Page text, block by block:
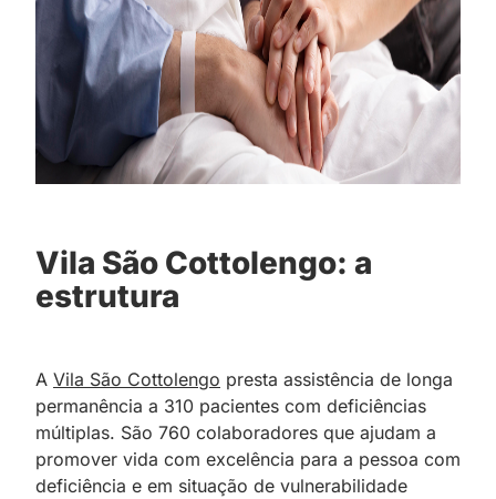
Vila São Cottolengo: a
estrutura
A Vila São Cottolengo presta assistência de longa
permanência a 310 pacientes com deficiências
múltiplas. São 760 colaboradores que ajudam a
promover vida com excelência para a pessoa com
deficiência e em situação de vulnerabilidade